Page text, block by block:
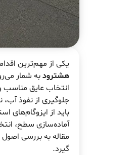
یکی از مهم‌ترین
هشترودبه شمار
انتخاب عایق مناسب
جلوگیری از نفوذ
باید از ایزوگام‌های
آماده‌سازی سطح،
مقاله به بررسی
گیرد.